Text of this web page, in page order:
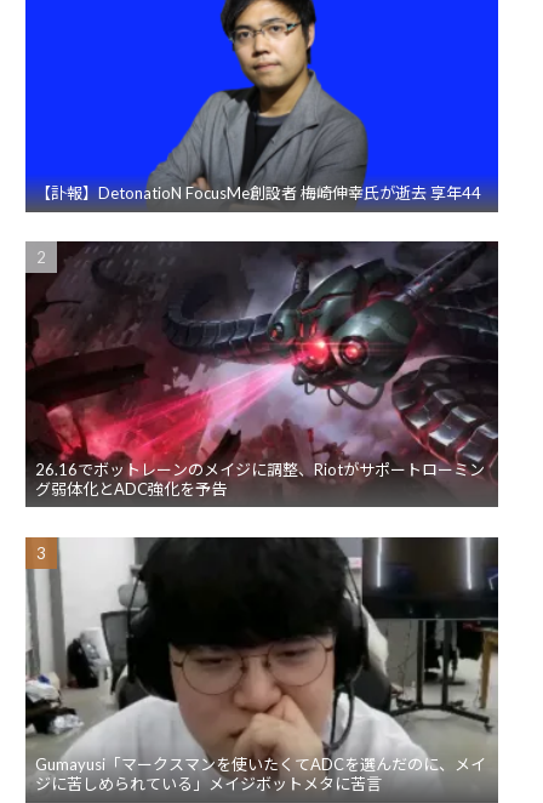
【訃報】DetonatioN FocusMe創設者 梅崎伸幸氏が逝去 享年44
26.16でボットレーンのメイジに調整、Riotがサポートローミン
グ弱体化とADC強化を予告
Gumayusi「マークスマンを使いたくてADCを選んだのに、メイ
ジに苦しめられている」メイジボットメタに苦言